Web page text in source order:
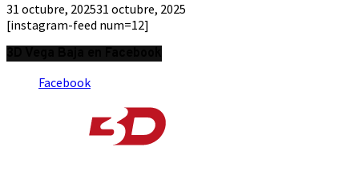
31 octubre, 202531 octubre, 2025
[instagram-feed num=12]
Facebook